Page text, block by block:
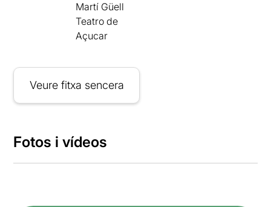
Martí Güell
Teatro de
Açucar
Veure fitxa sencera
Fotos i vídeos